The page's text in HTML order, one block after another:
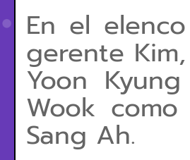
En el
gerente
Yoon
Wook
Sang Ah.